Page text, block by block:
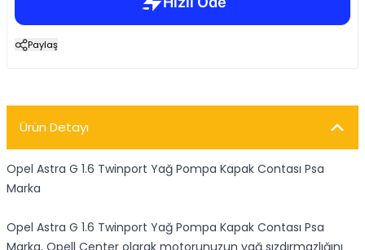
Paylaş
Ürün Detayı
Opel Astra G 1.6 Twinport Yağ Pompa Kapak Contası Psa
Marka
Opel Astra G 1.6 Twinport Yağ Pompa Kapak Contası Psa
Marka, Opell Center olarak motorunuzun yağ sızdırmazlığını